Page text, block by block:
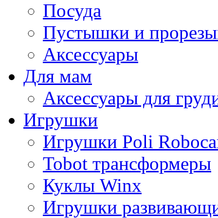
Посуда
Пустышки и
Аксессуары
Для мам
Аксессуары для
Игрушки
Игрушки Poli
Tobot трансформеры
Куклы Winx
Игрушки